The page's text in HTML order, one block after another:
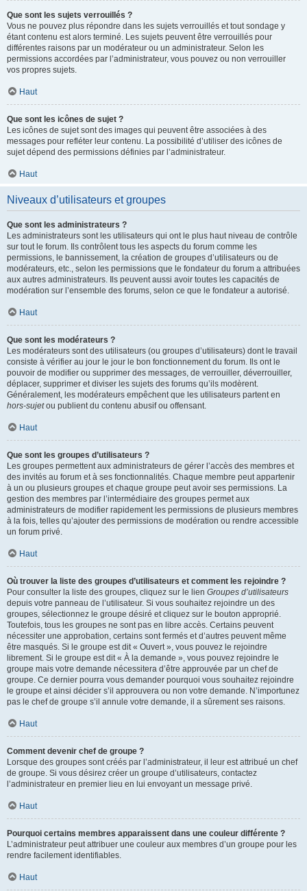
Que sont les sujets verrouillés ?
Vous ne pouvez plus répondre dans les sujets verrouillés et tout sondage y
étant contenu est alors terminé. Les sujets peuvent être verrouillés pour
différentes raisons par un modérateur ou un administrateur. Selon les
permissions accordées par l’administrateur, vous pouvez ou non verrouiller
vos propres sujets.
Haut
Que sont les icônes de sujet ?
Les icônes de sujet sont des images qui peuvent être associées à des
messages pour refléter leur contenu. La possibilité d’utiliser des icônes de
sujet dépend des permissions définies par l’administrateur.
Haut
Niveaux d’utilisateurs et groupes
Que sont les administrateurs ?
Les administrateurs sont les utilisateurs qui ont le plus haut niveau de contrôle
sur tout le forum. Ils contrôlent tous les aspects du forum comme les
permissions, le bannissement, la création de groupes d’utilisateurs ou de
modérateurs, etc., selon les permissions que le fondateur du forum a attribuées
aux autres administrateurs. Ils peuvent aussi avoir toutes les capacités de
modération sur l’ensemble des forums, selon ce que le fondateur a autorisé.
Haut
Que sont les modérateurs ?
Les modérateurs sont des utilisateurs (ou groupes d’utilisateurs) dont le travail
consiste à vérifier au jour le jour le bon fonctionnement du forum. Ils ont le
pouvoir de modifier ou supprimer des messages, de verrouiller, déverrouiller,
déplacer, supprimer et diviser les sujets des forums qu’ils modèrent.
Généralement, les modérateurs empêchent que les utilisateurs partent en
hors-sujetou publient du contenu abusif ou offensant.
Haut
Que sont les groupes d’utilisateurs ?
Les groupes permettent aux administrateurs de gérer l’accès des membres et
des invités au forum et à ses fonctionnalités. Chaque membre peut appartenir
à un ou plusieurs groupes et chaque groupe peut avoir ses permissions. La
gestion des membres par l’intermédiaire des groupes permet aux
administrateurs de modifier rapidement les permissions de plusieurs membres
à la fois, telles qu’ajouter des permissions de modération ou rendre accessible
un forum privé.
Haut
Où trouver la liste des groupes d’utilisateurs et comment les rejoindre ?
Pour consulter la liste des groupes, cliquez sur le lien Groupes d’utilisateurs
depuis votre panneau de l’utilisateur. Si vous souhaitez rejoindre un des
groupes, sélectionnez le groupe désiré et cliquez sur le bouton approprié.
Toutefois, tous les groupes ne sont pas en libre accès. Certains peuvent
nécessiter une approbation, certains sont fermés et d’autres peuvent même
être masqués. Si le groupe est dit « Ouvert », vous pouvez le rejoindre
librement. Si le groupe est dit « À la demande », vous pouvez rejoindre le
groupe mais votre demande nécessitera d’être approuvée par un chef de
groupe. Ce dernier pourra vous demander pourquoi vous souhaitez rejoindre
le groupe et ainsi décider s’il approuvera ou non votre demande. N’importunez
pas le chef de groupe s’il annule votre demande, il a sûrement ses raisons.
Haut
Comment devenir chef de groupe ?
Lorsque des groupes sont créés par l’administrateur, il leur est attribué un chef
de groupe. Si vous désirez créer un groupe d’utilisateurs, contactez
l’administrateur en premier lieu en lui envoyant un message privé.
Haut
Pourquoi certains membres apparaissent dans une couleur différente ?
L’administrateur peut attribuer une couleur aux membres d’un groupe pour les
rendre facilement identifiables.
Haut